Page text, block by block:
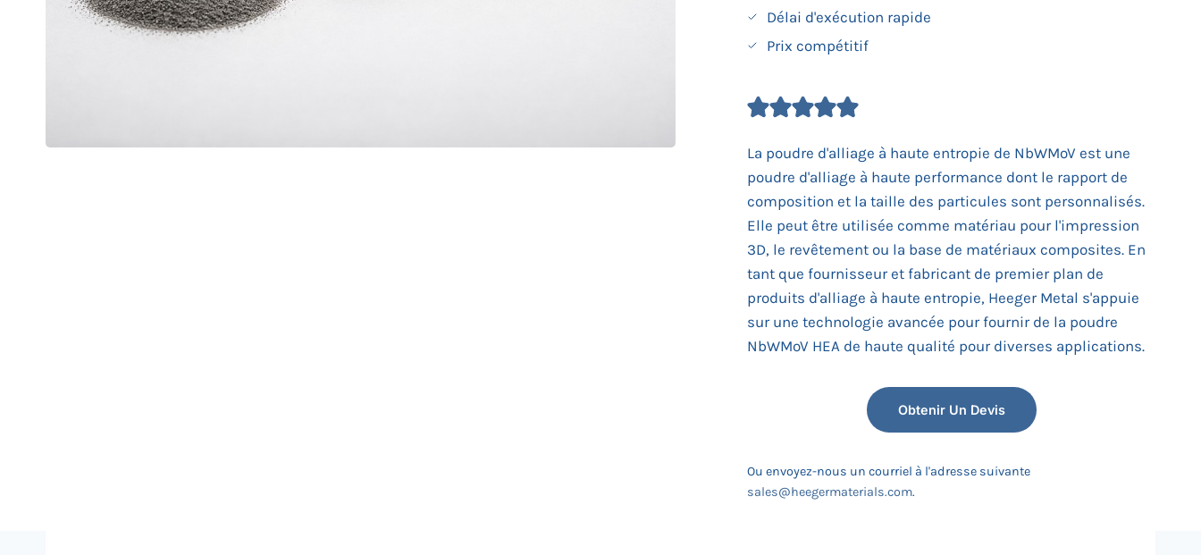
Délai d'exécution rapide
Prix compétitif
La poudre d'alliage à haute entropie de NbWMoV est une
poudre d'alliage à haute performance dont le rapport de
composition et la taille des particules sont personnalisés.
Elle peut être utilisée comme matériau pour l'impression
3D, le revêtement ou la base de matériaux composites. En
tant que fournisseur et fabricant de premier plan de
produits d'alliage à haute entropie, Heeger Metal s'appuie
sur une technologie avancée pour fournir de la poudre
NbWMoV HEA de haute qualité pour diverses applications.
Obtenir Un Devis
Ou envoyez-nous un courriel à l'adresse suivante
sales@heegermaterials.com.